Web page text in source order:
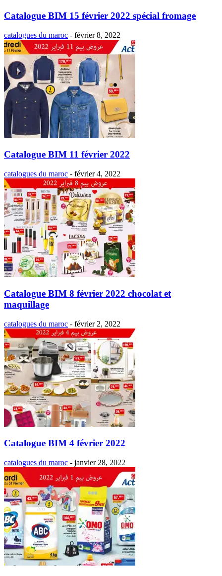
Catalogue BIM 15 février 2022 spécial fromage
catalogues du maroc - février 8, 2022
Catalogue BIM 11 février 2022
catalogues du maroc - février 4, 2022
Catalogue BIM 8 février 2022 chocolat et
maquillage
catalogues du maroc - février 2, 2022
Catalogue BIM 4 février 2022
catalogues du maroc - janvier 28, 2022